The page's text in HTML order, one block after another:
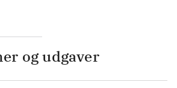
og udgaver